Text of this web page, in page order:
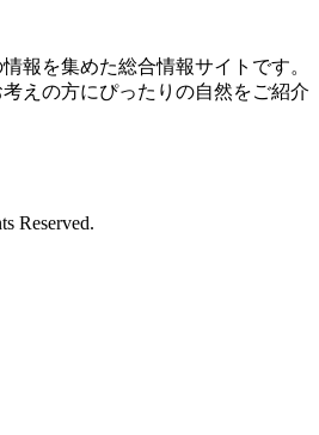
報を集めた総合情報サイトです。
えの方にぴったりの自然をご紹介
Reserved.